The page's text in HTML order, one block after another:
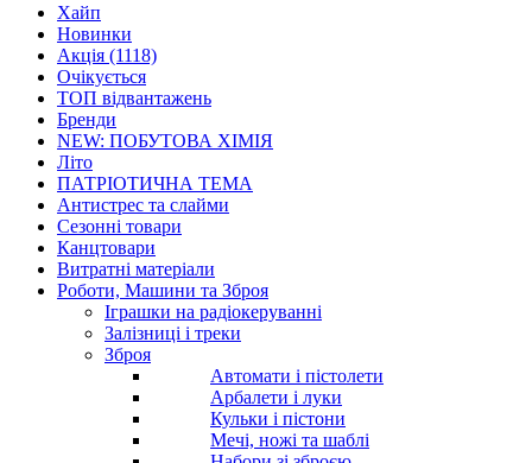
Хайп
Новинки
Акція (1118)
Очікується
ТОП відвантажень
Бренди
NEW: ПОБУТОВА ХІМІЯ
Літо
ПАТРІОТИЧНА ТЕМА
Антистрес та слайми
Сезонні товари
Канцтовари
Витратні матеріали
Роботи, Машини та Зброя
Іграшки на радіокеруванні
Залізниці і треки
Зброя
Автомати і пістолети
Арбалети і луки
Кульки і пістони
Мечі, ножі та шаблі